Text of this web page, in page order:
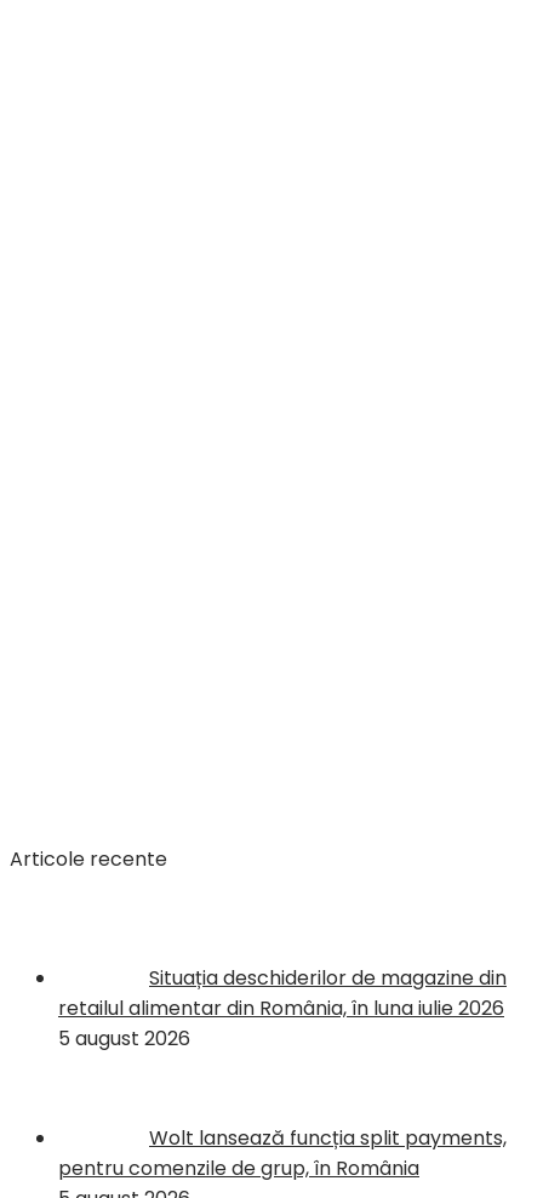
Articole recente
Situația deschiderilor de magazine din
retailul alimentar din România, în luna iulie 2026
5 august 2026
Wolt lansează funcția split payments,
pentru comenzile de grup, în România